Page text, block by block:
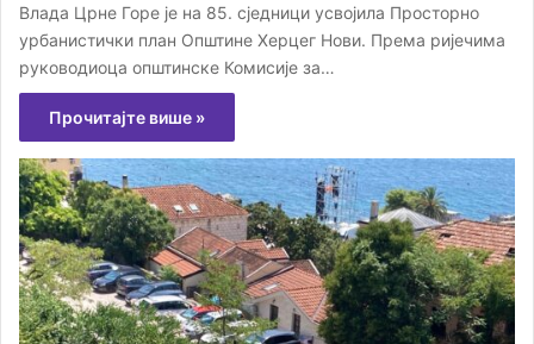
Влада Црне Горе је на 85. сједници усвојила Просторно
урбанистички план Општине Херцег Нови. Према ријечима
руководиоца општинске Комисије за…
Прочитајте више »